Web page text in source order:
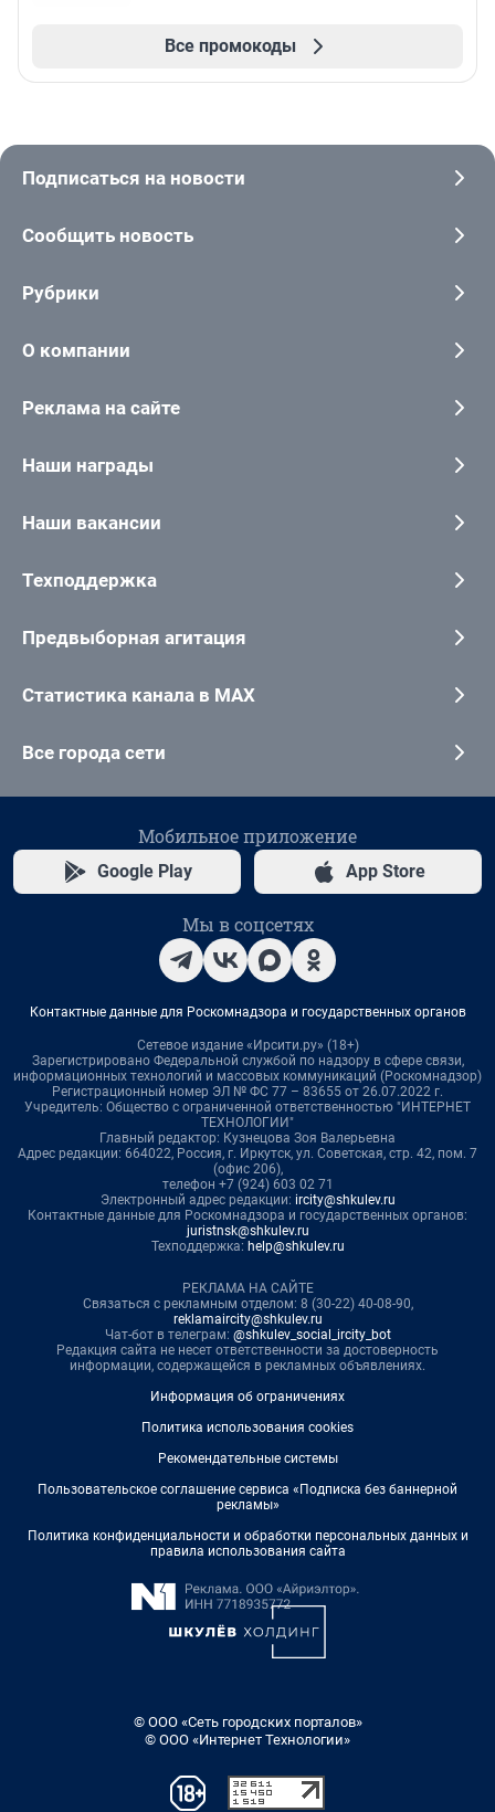
Все промокоды
Подписаться на новости
Сообщить новость
Рубрики
О компании
Реклама на сайте
Наши награды
Наши вакансии
Техподдержка
Предвыборная агитация
Статистика канала в MAX
Все города сети
Мобильное приложение
Google Play App Store
Мы в соцсетях
Контактные данные для Роскомнадзора и государственных органов
Сетевое издание «Ирсити.ру» (18+)
Зарегистрировано Федеральной службой по надзору в сфере связи,
информационных технологий и массовых коммуникаций (Роскомнадзор)
Регистрационный номер ЭЛ № ФС 77 – 83655 от 26.07.2022 г.
Учредитель: Общество с ограниченной ответственностью "ИНТЕРНЕТ
ТЕХНОЛОГИИ"
Главный редактор: Кузнецова Зоя Валерьевна
Адрес редакции: 664022, Россия, г. Иркутск, ул. Советская, стр. 42, пом. 7
(офис 206),
телефон +7 (924) 603 02 71
Электронный адрес редакции: ircity@shkulev.ru
Контактные данные для Роскомнадзора и государственных органов:
juristnsk@shkulev.ru
Техподдержка: help@shkulev.ru
РЕКЛАМА НА САЙТЕ
Связаться с рекламным отделом: 8 (30-22) 40-08-90,
reklamaircity@shkulev.ru
Чат-бот в телеграм: @shkulev_social_ircity_bot
Редакция сайта не несет ответственности за достоверность
информации, содержащейся в рекламных объявлениях.
Информация об ограничениях
Политика использования cookies
Рекомендательные системы
Пользовательское соглашение сервиса «Подписка без баннерной
рекламы»
Политика конфиденциальности и обработки персональных данных и
правила использования сайта
© ООО «Сеть городских порталов»
© ООО «Интернет Технологии»